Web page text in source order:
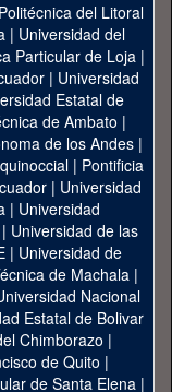
del Litoral
| Universidad del
Particular de Loja|
| Universidad
Estatal de
de Ambato |
de los Andes|
| Pontificia
| Universidad
| Universidad
| Universidad de las
| Universidad de
de Machala|
Nacional
Estatal de Bolivar
Chimborazo |
de Quito |
de Santa Elena|